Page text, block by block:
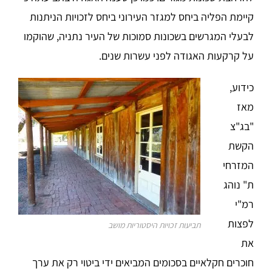
קיימת הפליה ביחס למגזר העירוני ביחס לזכויות הניתנות
לבעלי המגרשים בשכונות סמוכות של העיר נתניה, שהוקמו
על קרקעות האגודה לפני עשרות שנים.
תביעות זכויות היסטוריות מושב
כידוע,
מאז
"בג"צ
הקשת
המזרחי
ת" נוהג
רמ"י
לפצות
את
חוכרים חקלאיים בסכומים המביאים ידי ביטוי רק את ערך